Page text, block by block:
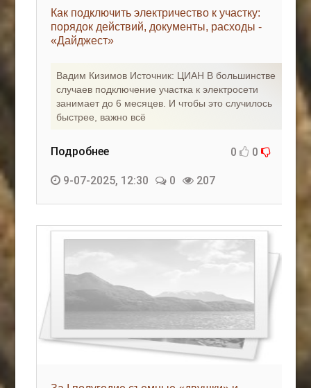
Как подключить электричество к участку:
порядок действий, документы, расходы -
«Дайджест»
Вадим Кизимов Источник: ЦИАН В большинстве
случаев подключение участка к электросети
занимает до 6 месяцев. И чтобы это случилось
быстрее, важно всё
Подробнее 0 0
9-07-2025, 12:30 0 207